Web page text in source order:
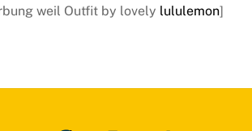
weil Outfit by lovely lululemon]